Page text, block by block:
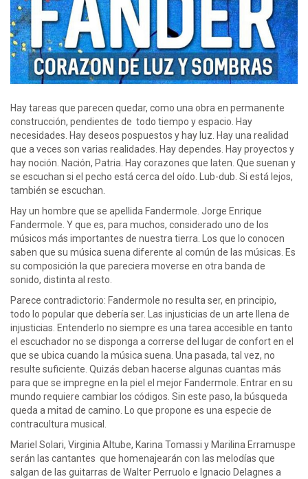
Hay tareas que parecen quedar, como una obra en permanente
construcción, pendientes de todo tiempo y espacio. Hay
necesidades. Hay deseos pospuestos y hay luz. Hay una realidad
que a veces son varias realidades. Hay dependes. Hay proyectos y
hay noción. Nación, Patria. Hay corazones que laten. Que suenan y
se escuchan si el pecho está cerca del oído. Lub-dub. Si está lejos,
también se escuchan.
Hay un hombre que se apellida Fandermole. Jorge Enrique
Fandermole. Y que es, para muchos, considerado uno de los
músicos más importantes de nuestra tierra. Los que lo conocen
saben que su música suena diferente al común de las músicas. Es
su composición la que pareciera moverse en otra banda de
sonido, distinta al resto.
Parece contradictorio: Fandermole no resulta ser, en principio,
todo lo popular que debería ser. Las injusticias de un arte llena de
injusticias. Entenderlo no siempre es una tarea accesible en tanto
el escuchador no se disponga a correrse del lugar de confort en el
que se ubica cuando la música suena. Una pasada, tal vez, no
resulte suficiente. Quizás deban hacerse algunas cuantas más
para que se impregne en la piel el mejor Fandermole. Entrar en su
mundo requiere cambiar los códigos. Sin este paso, la búsqueda
queda a mitad de camino. Lo que propone es una especie de
contracultura musical.
Mariel Solari, Virginia Altube, Karina Tomassi y Marilina Erramuspe
serán las cantantes que homenajearán con las melodías que
salgan de las guitarras de Walter Perruolo e Ignacio Delagnes a